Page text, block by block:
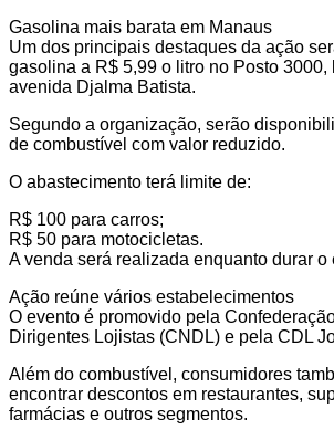
Gasolina mais barata em Manaus
Um dos principais destaques da ação
gasolina a R$ 5,99 o litro no Posto 3000,
avenida Djalma Batista.
Segundo a organização, serão
de combustível com valor reduzido.
O abastecimento terá limite de:
R$ 100 para carros;
R$ 50 para motocicletas.
A venda será realizada enquanto durar o
Ação reúne vários estabelecimentos
O evento é promovido pela
Dirigentes Lojistas (CNDL) e pela CDL
Além do combustível, consumidores
encontrar descontos em restaurantes,
farmácias e outros segmentos.